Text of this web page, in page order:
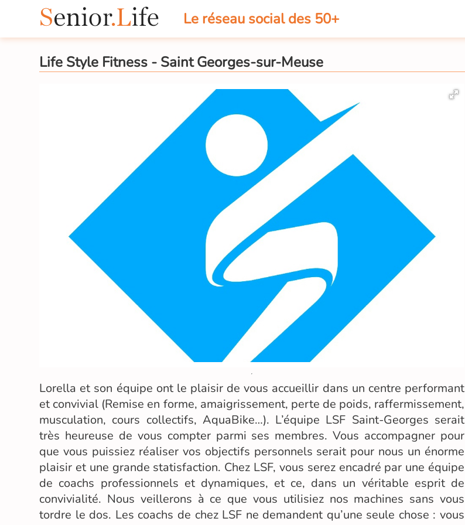
Le réseau social des 50+
Life Style Fitness - Saint Georges-sur-Meuse
Lorella et son équipe ont le plaisir de vous accueillir dans un centre performant
et convivial (Remise en forme, amaigrissement, perte de poids, raffermissement,
musculation, cours collectifs, AquaBike…). L’équipe LSF Saint-Georges serait
très heureuse de vous compter parmi ses membres. Vous accompagner pour
que vous puissiez réaliser vos objectifs personnels serait pour nous un énorme
plaisir et une grande statisfaction. Chez LSF, vous serez encadré par une équipe
de coachs professionnels et dynamiques, et ce, dans un véritable esprit de
convivialité. Nous veillerons à ce que vous utilisiez nos machines sans vous
tordre le dos. Les coachs de chez LSF ne demandent qu’une seule chose : vous